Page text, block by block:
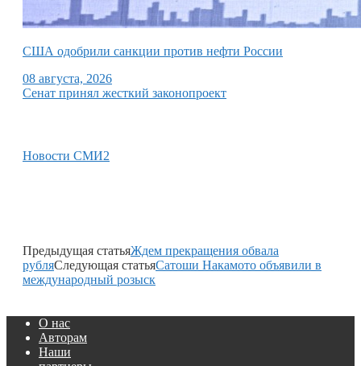
США одобрили санкции против нефти России
08 августа, 2026
Сенат принял жесткий законопроект
Новости СМИ2
Предыдущая статьяЖдем прекращения обвала
рубляСледующая статьяСатоши Накамото объявили в
международный розыск
О нас
Авторам
Наши